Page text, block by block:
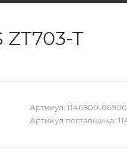
T
Артикул: 1146800-
Артикул поставщика: